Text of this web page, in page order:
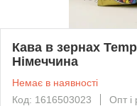
Кава в зернах
Німеччина
Немає в наявності
Код: 1616503023
Опт і